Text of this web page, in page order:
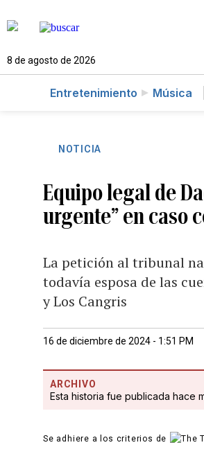
8 de agosto de 2026
Entretenimiento Música
NOTICIA
Equipo legal de
urgente” en caso
La petición al tribunal
todavía esposa de las
y Los Cangris
16 de diciembre de 2024 - 1:51 PM
ARCHIVO
Esta historia fue publicada hace
Se adhiere a los criterios de